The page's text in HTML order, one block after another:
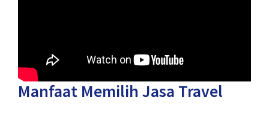
Manfaat Memilih Jasa Travel